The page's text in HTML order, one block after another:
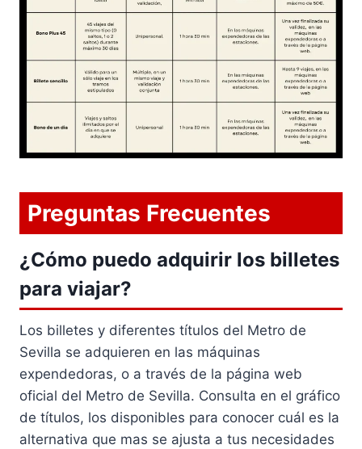
Preguntas Frecuentes
¿Cómo puedo adquirir los billetes
para viajar?
Los billetes y diferentes títulos del Metro de
Sevilla se adquieren en las máquinas
expendedoras, o a través de la página web
oficial del Metro de Sevilla. Consulta en el gráfico
de títulos, los disponibles para conocer cuál es la
alternativa que mas se ajusta a tus necesidades